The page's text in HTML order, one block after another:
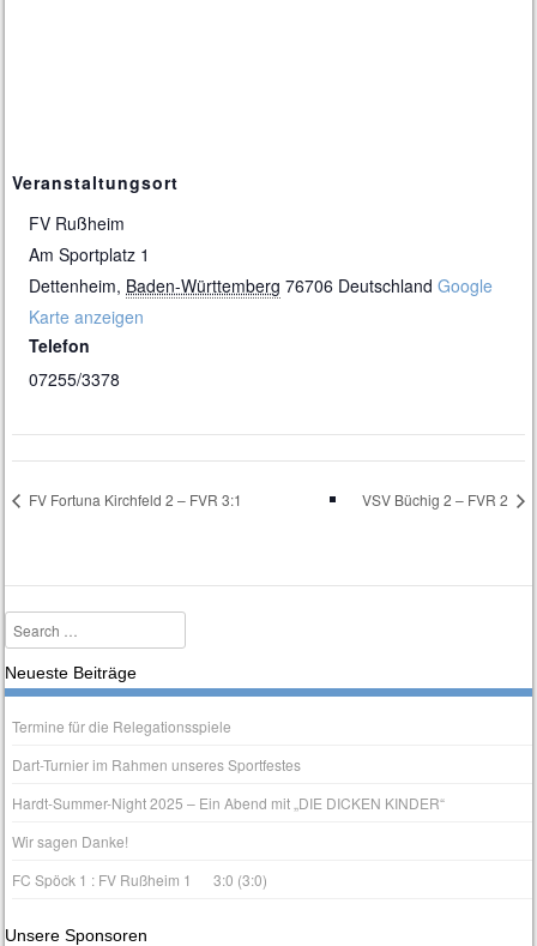
Veranstaltungsort
FV Rußheim
Am Sportplatz 1
Dettenheim, Baden-Württemberg 76706 Deutschland Google
Karte anzeigen
Telefon
07255/3378
FV Fortuna Kirchfeld 2 – FVR 3:1 VSV Büchig 2 – FVR 2
Search
Neueste Beiträge
Termine für die Relegationsspiele
Dart-Turnier im Rahmen unseres Sportfestes
Hardt-Summer-Night 2025 – Ein Abend mit „DIE DICKEN KINDER“
Wir sagen Danke!
FC Spöck 1 : FV Rußheim 1 3:0 (3:0)
Unsere Sponsoren